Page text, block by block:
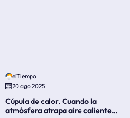
elTiempo
20 ago 2025
Cúpula de calor. Cuando la
atmósfera atrapa aire caliente